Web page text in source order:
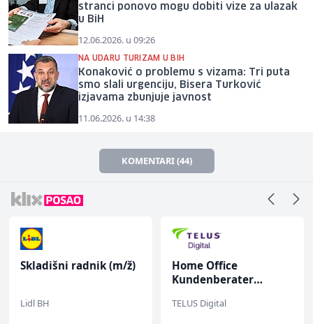
stranci ponovo mogu dobiti vize za ulazak
u BiH
12.06.2026. u 09:26
NA UDARU TURIZAM U BIH
Konaković o problemu s vizama: Tri puta
smo slali urgenciju, Bisera Turković
izjavama zbunjuje javnost
11.06.2026. u 14:38
KOMENTARI (44)
Skladišni radnik (m/ž)
Lidl BH
Home Office
Kundenberater
TELUS Digital